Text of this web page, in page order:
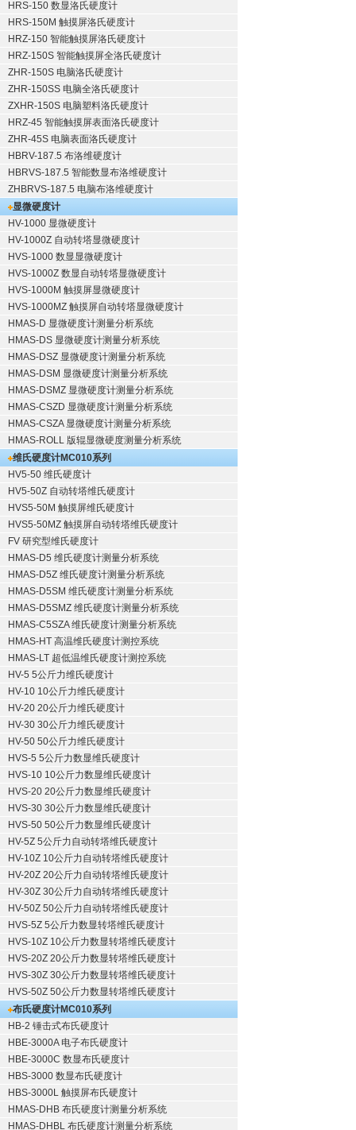
HRS-150 数显洛氏硬度计
HRS-150M 触摸屏洛氏硬度计
HRZ-150 智能触摸屏洛氏硬度计
HRZ-150S 智能触摸屏全洛氏硬度计
ZHR-150S 电脑洛氏硬度计
ZHR-150SS 电脑全洛氏硬度计
ZXHR-150S 电脑塑料洛氏硬度计
HRZ-45 智能触摸屏表面洛氏硬度计
ZHR-45S 电脑表面洛氏硬度计
HBRV-187.5 布洛维硬度计
HBRVS-187.5 智能数显布洛维硬度计
ZHBRVS-187.5 电脑布洛维硬度计
显微硬度计
HV-1000 显微硬度计
HV-1000Z 自动转塔显微硬度计
HVS-1000 数显显微硬度计
HVS-1000Z 数显自动转塔显微硬度计
HVS-1000M 触摸屏显微硬度计
HVS-1000MZ 触摸屏自动转塔显微硬度计
HMAS-D 显微硬度计测量分析系统
HMAS-DS 显微硬度计测量分析系统
HMAS-DSZ 显微硬度计测量分析系统
HMAS-DSM 显微硬度计测量分析系统
HMAS-DSMZ 显微硬度计测量分析系统
HMAS-CSZD 显微硬度计测量分析系统
HMAS-CSZA 显微硬度计测量分析系统
HMAS-ROLL 版辊显微硬度测量分析系统
维氏硬度计MC010系列
HV5-50 维氏硬度计
HV5-50Z 自动转塔维氏硬度计
HVS5-50M 触摸屏维氏硬度计
HVS5-50MZ 触摸屏自动转塔维氏硬度计
FV 研究型维氏硬度计
HMAS-D5 维氏硬度计测量分析系统
HMAS-D5Z 维氏硬度计测量分析系统
HMAS-D5SM 维氏硬度计测量分析系统
HMAS-D5SMZ 维氏硬度计测量分析系统
HMAS-C5SZA 维氏硬度计测量分析系统
HMAS-HT 高温维氏硬度计测控系统
HMAS-LT 超低温维氏硬度计测控系统
HV-5 5公斤力维氏硬度计
HV-10 10公斤力维氏硬度计
HV-20 20公斤力维氏硬度计
HV-30 30公斤力维氏硬度计
HV-50 50公斤力维氏硬度计
HVS-5 5公斤力数显维氏硬度计
HVS-10 10公斤力数显维氏硬度计
HVS-20 20公斤力数显维氏硬度计
HVS-30 30公斤力数显维氏硬度计
HVS-50 50公斤力数显维氏硬度计
HV-5Z 5公斤力自动转塔维氏硬度计
HV-10Z 10公斤力自动转塔维氏硬度计
HV-20Z 20公斤力自动转塔维氏硬度计
HV-30Z 30公斤力自动转塔维氏硬度计
HV-50Z 50公斤力自动转塔维氏硬度计
HVS-5Z 5公斤力数显转塔维氏硬度计
HVS-10Z 10公斤力数显转塔维氏硬度计
HVS-20Z 20公斤力数显转塔维氏硬度计
HVS-30Z 30公斤力数显转塔维氏硬度计
HVS-50Z 50公斤力数显转塔维氏硬度计
布氏硬度计MC010系列
HB-2 锤击式布氏硬度计
HBE-3000A 电子布氏硬度计
HBE-3000C 数显布氏硬度计
HBS-3000 数显布氏硬度计
HBS-3000L 触摸屏布氏硬度计
HMAS-DHB 布氏硬度计测量分析系统
HMAS-DHBL 布氏硬度计测量分析系统